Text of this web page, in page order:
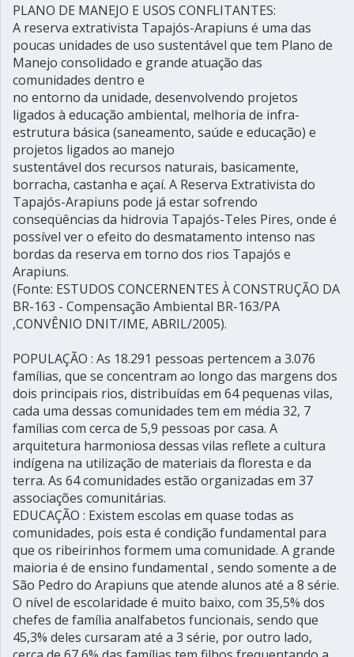
PLANO DE MANEJO E USOS CONFLITANTES:
A reserva extrativista Tapajós-Arapiuns é uma das
poucas unidades de uso sustentável que tem Plano de
Manejo consolidado e grande atuação das
comunidades dentro e
no entorno da unidade, desenvolvendo projetos
ligados à educação ambiental, melhoria de infra-
estrutura básica (saneamento, saúde e educação) e
projetos ligados ao manejo
sustentável dos recursos naturais, basicamente,
borracha, castanha e açaí. A Reserva Extrativista do
Tapajós-Arapiuns pode já estar sofrendo
conseqüências da hidrovia Tapajós-Teles Pires, onde é
possível ver o efeito do desmatamento intenso nas
bordas da reserva em torno dos rios Tapajós e
Arapiuns.
(Fonte: ESTUDOS CONCERNENTES À CONSTRUÇÃO DA
BR-163 - Compensação Ambiental BR-163/PA
,CONVÊNIO DNIT/IME, ABRIL/2005).
POPULAÇÃO : As 18.291 pessoas pertencem a 3.076
famílias, que se concentram ao longo das margens dos
dois principais rios, distribuídas em 64 pequenas vilas,
cada uma dessas comunidades tem em média 32, 7
famílias com cerca de 5,9 pessoas por casa. A
arquitetura harmoniosa dessas vilas reflete a cultura
indígena na utilização de materiais da floresta e da
terra. As 64 comunidades estão organizadas em 37
associações comunitárias.
EDUCAÇÃO : Existem escolas em quase todas as
comunidades, pois esta é condição fundamental para
que os ribeirinhos formem uma comunidade. A grande
maioria é de ensino fundamental , sendo somente a de
São Pedro do Arapiuns que atende alunos até a 8 série.
O nível de escolaridade é muito baixo, com 35,5% dos
chefes de família analfabetos funcionais, sendo que
45,3% deles cursaram até a 3 série, por outro lado,